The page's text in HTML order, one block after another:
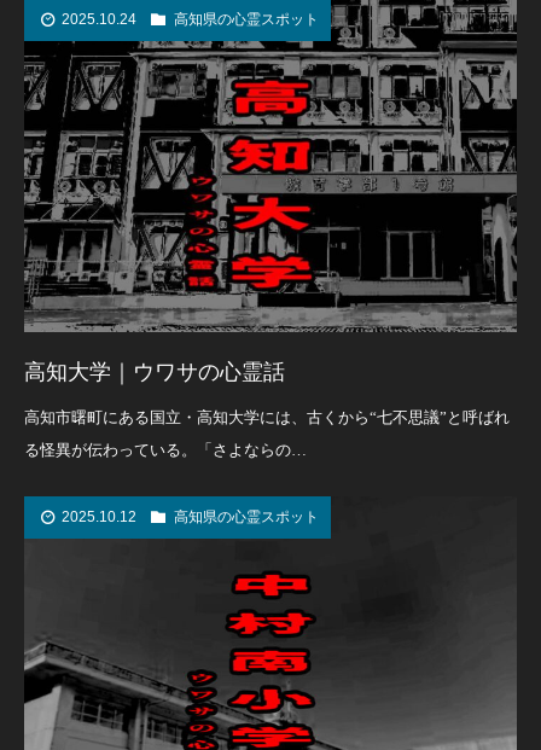
2025.10.24 高知県の心霊スポット
高知大学｜ウワサの心霊話
高知市曙町にある国立・高知大学には、古くから“七不思議”と呼ばれ
る怪異が伝わっている。「さよならの…
2025.10.12 高知県の心霊スポット